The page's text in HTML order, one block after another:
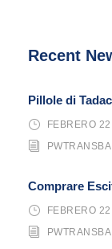
Recent
Pillole di
FEBRERO
Comprare
FEBRERO